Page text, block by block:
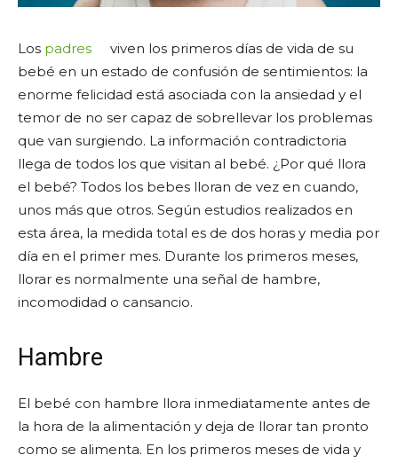
Los padres
viven los primeros días de vida de su
bebé en un estado de confusión de sentimientos: la
enorme felicidad está asociada con la ansiedad y el
temor de no ser capaz de sobrellevar los problemas
que van surgiendo. La información contradictoria
llega de todos los que visitan al bebé. ¿Por qué llora
el bebé? Todos los bebes lloran de vez en cuando,
unos más que otros. Según estudios realizados en
esta área, la medida total es de dos horas y media por
día en el primer mes. Durante los primeros meses,
llorar es normalmente una señal de hambre,
incomodidad o cansancio.
Hambre
El bebé con hambre llora inmediatamente antes de
la hora de la alimentación y deja de llorar tan pronto
como se alimenta. En los primeros meses de vida y